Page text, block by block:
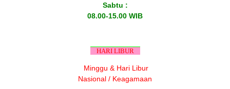
Sabtu :
08.00-15.00 WIB
HARI LIBUR
Minggu & Hari Libur
Nasional / Keagamaan